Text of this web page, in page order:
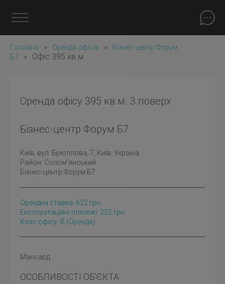
Головна » Оренда офісів »
Бізнес-центр Форум
Б7
» Офіс 395 кв.м
Оренда офісу 395 кв.м. 3 поверх
Бізнес-центр Форум Б7
Київ , вул. Брюллова, 7, Київ, Україна
Район: Солом'янський
Бізнес-центр Форум Б7
Орендна ставка: 622 грн
Експлуатаційні платежі: 222 грн
Клас офісу: B (оренда)
Мансард
ОСОБЛИВОСТІ ОБ’ЄКТА